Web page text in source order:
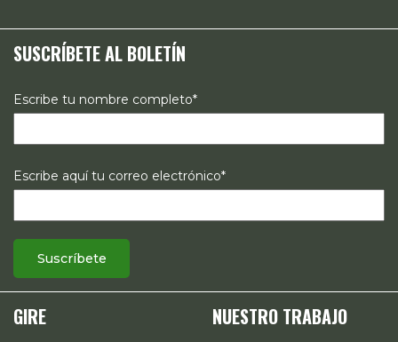
estrategias de comunicación e investigación sobre el
estado de los derechos reproductivos en México.
SUSCRÍBETE AL BOLETÍN
Escribe tu nombre completo*
Escribe aquí tu correo electrónico*
GIRE NUESTRO TRABAJO